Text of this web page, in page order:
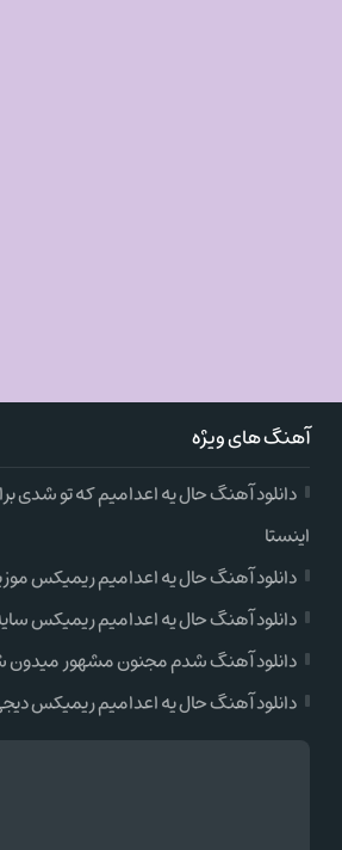
آهنگ های ویژه
دانلود آهنگ حال یه اعدامیم که تو شدی
اینستا
دانلود آهنگ حال یه اعدامیم ریمیکس
دانلود آهنگ حال یه اعدامیم ریمیکس
دانلود آهنگ شدم مجنون مشهور میدون
دانلود آهنگ حال یه اعدامیم ریمیکس